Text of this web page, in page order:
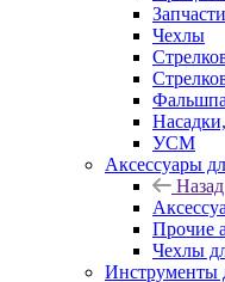
Чехлы
УСМ
Аксессуары
Назад
Прочие
Чехлы
Инструменты